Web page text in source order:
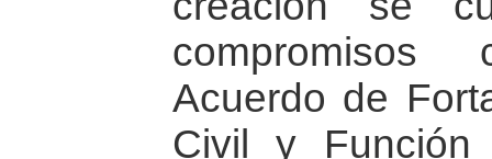
Acuerdo de
Civil y